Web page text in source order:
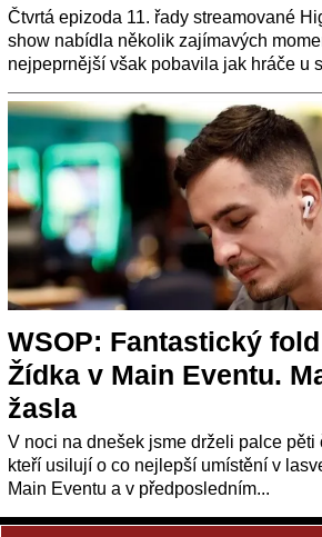
Čtvrtá epizoda 11. řady streamované
show nabídla několik zajímavých
nejpeprnější však pobavila jak hráče u
WSOP: Fantastický
Žídka v Main Eventu.
žasla
V noci na dnešek jsme drželi palce pěti
kteří usilují o co nejlepší umístění v
Main Eventu a v předposledním...